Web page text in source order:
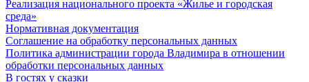
Реализация национального проекта «Жилье и городская
среда»
Нормативная документация
Соглашение на обработку персональных данных
Политика администрации города Владимира в отношении
обработки персональных данных
В гостях у сказки